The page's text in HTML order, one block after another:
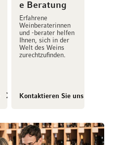
e Beratung
Erfahrene
Weinberaterinnen
und -berater helfen
Ihnen, sich in der
Welt des Weins
zurechtzufinden.
Kontaktieren Sie uns